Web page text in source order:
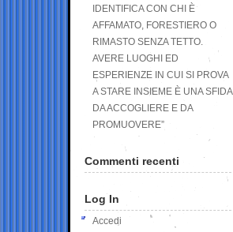
IDENTIFICA CON CHI È
AFFAMATO, FORESTIERO O
RIMASTO SENZA TETTO.
AVERE LUOGHI ED
ESPERIENZE IN CUI SI PROVA
A STARE INSIEME È UNA SFIDA
DA ACCOGLIERE E DA
PROMUOVERE”
Commenti recenti
Log In
Accedi